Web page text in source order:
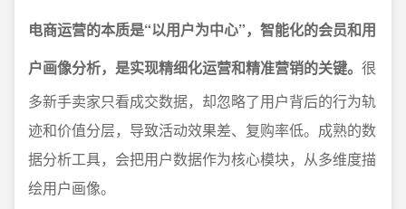
电商运营的本质是“以用户为中心”，智能化的会员和用
户画像分析，是实现精细化运营和精准营销的关键。 很
多新手卖家只看成交数据，却忽略了用户背后的行为轨
迹和价值分层，导致活动效果差、复购率低。成熟的数
据分析工具，会把用户数据作为核心模块，从多维度描
绘用户画像。